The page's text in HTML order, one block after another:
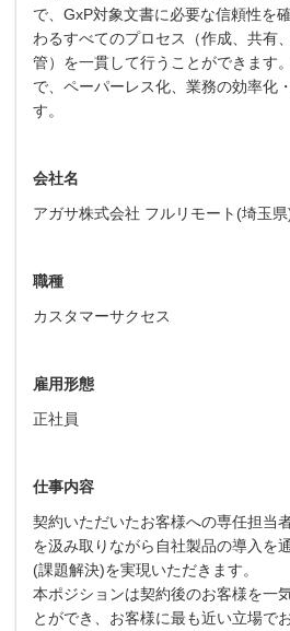
で、GxP対象文書に必要な信頼性を
わるすべてのプロセス（作成、共有
管）を一貫して行うことができます
で、ペーパーレス化、業務の効率化
す。
会社名
アガサ株式会社 フルリモート(埼玉県
職種
カスタマーサクセス
雇用形態
正社員
仕事内容
契約いただいたお客様への専任担当
を汲み取りながら自社製品の導入を
(課題解決)を実現いただきます。
本ポジションは契約後のお客様を一
とができ、お客様に最も近い立場で